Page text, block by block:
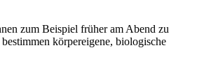
zum Beispiel früher am Abend zu
körpereigene, biologische